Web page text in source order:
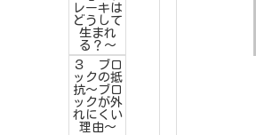
レーキは
どうして
生まれ
る？～
３ ブロ
ックの抵
抗～ブロ
ックが外
れにくい
理由～